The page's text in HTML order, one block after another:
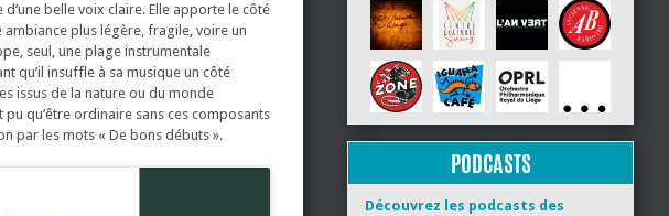
d’une belle voix claire. Elle apporte le côté
ambiance plus légère, fragile, voire un
seul, une plage instrumentale
qu’il insuffle à sa musique un côté
issus de la nature ou du monde
qu’être ordinaire sans ces composants
par les mots « De bons débuts ».
PODCASTS
Découvrez les podcasts des